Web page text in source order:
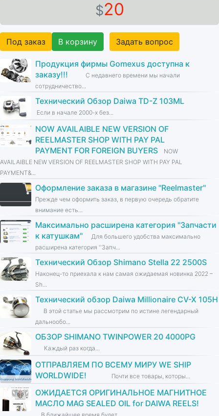
$20
Под заказ В корзину Задать вопрос
Продукция фирмы Gomexus доступна к
заказу!!!
С недавнего времени мы начали
сотрудничество...
Технический Обзор Daiwa TD-Z 103ML
Если в начале 2000-х без...
NOW AVAILAIBLE NEW VERSION OF
REELMASTER SHOP WITH PAY PAL
PAYMENT FOR FOREIGN BUYERS
NOW
AVAILAIBLE NEW VERSION OF REELMASTER SHOP WITH PAY PAL
PAYMENT&...
Оформление заказа в магазине ''Reelmaster''
Прежде чем оформить заказ, в первую очередь обратите
внимание есть...
Максимально расширена категория ''Запчасти
к катушкам''
Для большего удобства максимально
расширена категория ''Запч...
Технический Обзор Shimano Stella 22 2500S
Наконец-то приехала к нам самая ожидаемая новинка 2022 –
Sh...
Технический обзор Daiwa Millionaire CV-X 105H
В этой статье мы рассмотрим по истине легендарный
дальнообо...
ОБЗОР SHIMANO TWINPOWER 20 4000PG
Каждый раз когда...
ОТПРАВЛЯЕМ ПО ВСЕМУ МИРУ WE SHIP
WORLDWIDE!
Почти все товары, которы...
ОЖИДАЕТСЯ ОРИГИНАЛЬНОЕ МАГНИТНОЕ
МАСЛО MAG SEALED OIL for DAIWA REELS!